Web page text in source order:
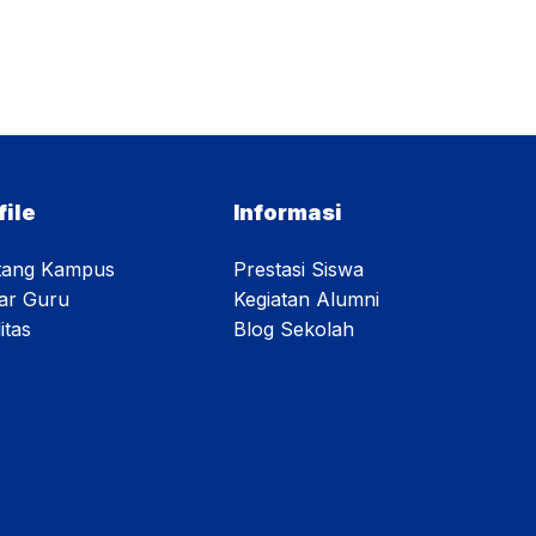
lobortis cursus
convallis nisi.
Kampus
Guru
Informasi
Prestasi Siswa
Kegiatan Alumni
Blog Sekolah